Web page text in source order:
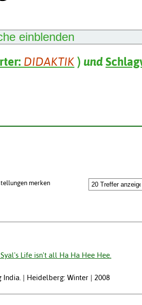
einblenden
DIDAKTIK ) und
merken
Life isn't all Ha Ha Hee Hee.
India. | Heidelberg: Winter | 2008